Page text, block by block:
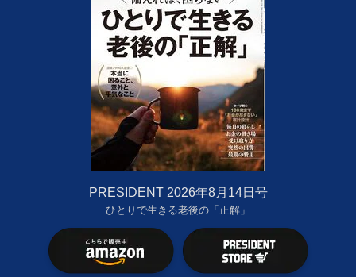
PRESIDENT 2026年8月14日号
ひとりで生きる老後の「正解」